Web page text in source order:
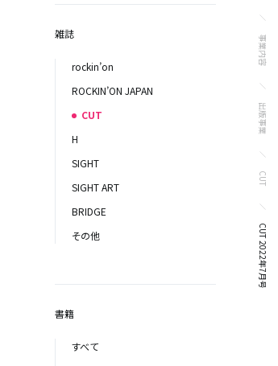
事業内容
出版事業
CUT
CUT 2022年7月号
雑誌
rockin’on
ROCKIN’ON JAPAN
CUT
H
SIGHT
SIGHT ART
BRIDGE
その他
書籍
すべて